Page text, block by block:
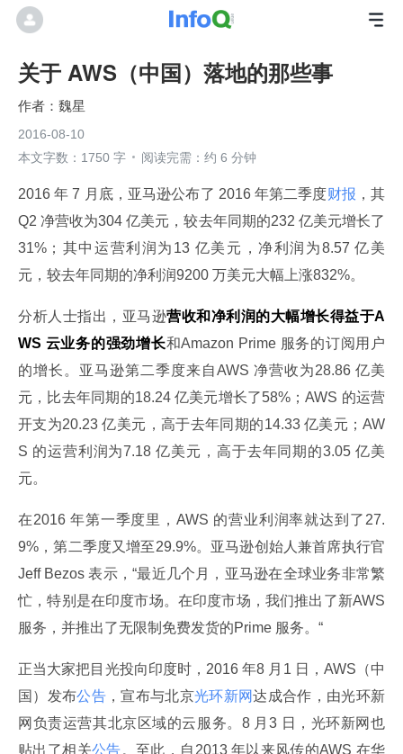
关于 AWS（中国）落地的那些事
魏星
2016-08-10
本文字数：1750 字
阅读完需：约 6 分钟
2016 年 7 月底，亚马逊公布了 2016 年第二季度财报 ，其
Q2 净营收为304 亿美元，较去年同期的232 亿美元增长了
31%；其中运营利润为13 亿美元，净利润为8.57 亿美
元，较去年同期的净利润9200 万美元大幅上涨832%。
分析人士指出，亚马逊营收和净利润的大幅增长得益于A
WS 云业务的强劲增长和Amazon Prime 服务的订阅用户
的增长。亚马逊第二季度来自AWS 净营收为28.86 亿美
元，比去年同期的18.24 亿美元增长了58%；AWS 的运营
开支为20.23 亿美元，高于去年同期的14.33 亿美元；AW
S 的运营利润为7.18 亿美元，高于去年同期的3.05 亿美
元。
在2016 年第一季度里，AWS 的营业利润率就达到了27.
9%，第二季度又增至29.9%。亚马逊创始人兼首席执行官
Jeff Bezos 表示，“最近几个月，亚马逊在全球业务非常繁
忙，特别是在印度市场。在印度市场，我们推出了新AWS
服务，并推出了无限制免费发货的Prime 服务。“
正当大家把目光投向印度时，2016 年8 月1 日，AWS（中
国）发布公告 ，宣布与北京光环新网达成合作，由光环新
网负责运营其北京区域的云服务。8 月3 日，光环新网也
贴出了相关公告。至此，自2013 年以来风传的AWS 在华